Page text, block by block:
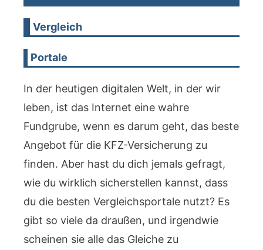
Vergleich
Portale
In der heutigen digitalen Welt, in der wir
leben, ist das Internet eine wahre
Fundgrube, wenn es darum geht, das beste
Angebot für die KFZ-Versicherung zu
finden. Aber hast du dich jemals gefragt,
wie du wirklich sicherstellen kannst, dass
du die besten Vergleichsportale nutzt? Es
gibt so viele da draußen, und irgendwie
scheinen sie alle das Gleiche zu